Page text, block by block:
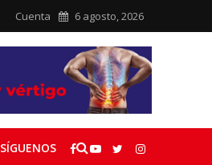
Cuenta 6 agosto, 2026
SÍGUENOS